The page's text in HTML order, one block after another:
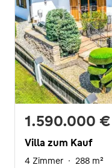
1.590.000 €
Villa zum Kauf
4 Zimmer · 288 m²